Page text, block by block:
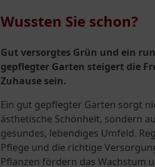
Wussten Sie schon?
Gut versorgtes Grün und ein
gepflegter Garten steigert die
Zuhause sein.
Ein gut gepflegter Garten sorgt
ästhetische Schönheit, sondern
gesundes, lebendiges Umfeld.
Pflege und die richtige
Pflanzen fördern das Wachstum